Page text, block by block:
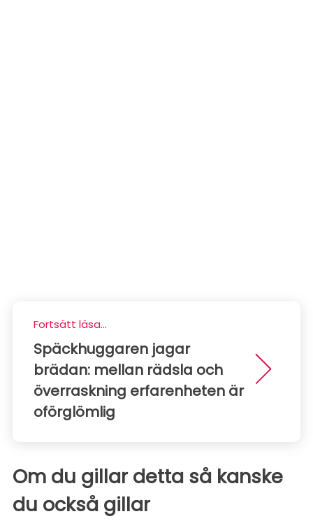
Fortsätt läsa...
Späckhuggaren jagar
brädan: mellan rädsla och
överraskning erfarenheten är
oförglömlig
Om du gillar detta så kanske
du också gillar